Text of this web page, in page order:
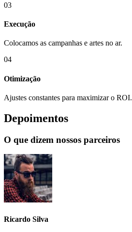
03
Execução
Colocamos as campanhas e artes no ar.
04
Otimização
Ajustes constantes para maximizar o ROI.
Depoimentos
O que dizem nossos parceiros
Ricardo Silva